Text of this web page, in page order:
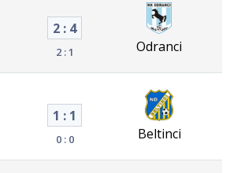
2 : 4
2 : 1 Odranci
1 : 1
0 : 0 Beltinci